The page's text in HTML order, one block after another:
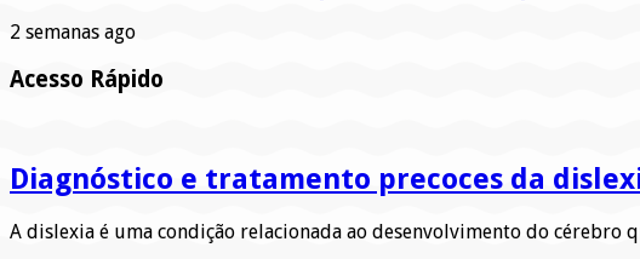
2 semanas ago
Acesso Rápido
Diagnóstico e tratamento precoces da
A dislexia é uma condição relacionada ao desenvolvimento do